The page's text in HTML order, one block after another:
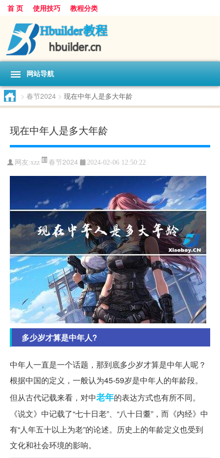
首 页 使用技巧 教程分类
网站导航
> 春节2024 > 现在中年人是多大年龄
现在中年人是多大年龄
网友:xzz 春节2024 2024-02-06 12:50:22
多少岁才算是中年人?
中年人一直是一个话题，那到底多少岁才算是中年人呢？
根据中国的定义，一般认为45-59岁是中年人的年龄段。
但从古代记载来看，对中老年的表达方式也有所不同。
《说文》中记载了“七十日老”、“八十日耋”，而《内经》中
有“人年五十以上为老”的论述。历史上的年龄定义也受到
文化和社会环境的影响。